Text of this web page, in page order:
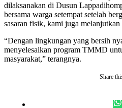
dilaksanakan di Dusun
bersama warga setempat setelah
sasaran fisik, kami juga
“Dengan lingkungan yang bersih
menyelesaikan program TMMD
masyarakat,” terangnya.
Share